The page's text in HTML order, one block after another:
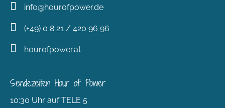
info@hourofpower.de
(+49) 0 8 21 / 420 96 96
hourofpower.at
Sendezeiten Hour of Power
10:30 Uhr auf TELE 5